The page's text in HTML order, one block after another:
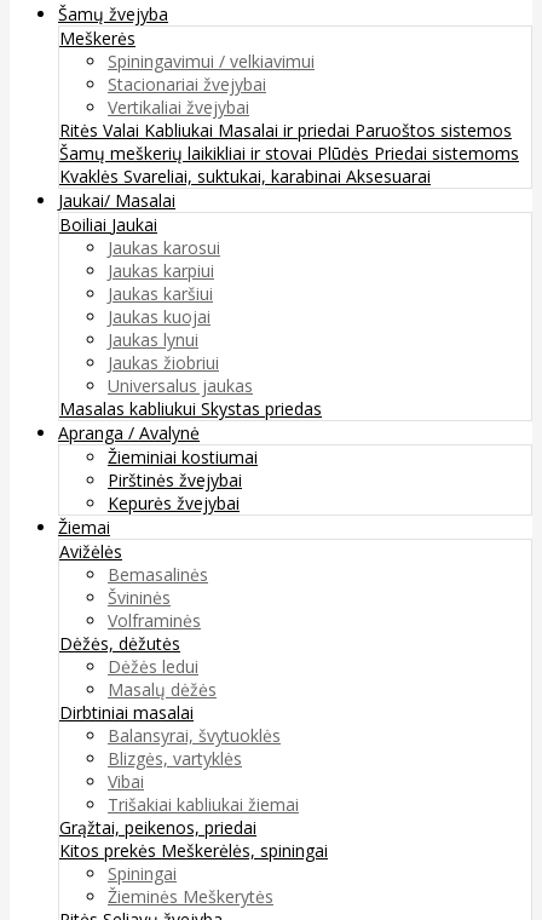
Šamų žvejyba
Meškerės
Spiningavimui / velkiavimui
Stacionariai žvejybai
Vertikaliai žvejybai
Ritės Valai Kabliukai Masalai ir priedai Paruoštos sistemos
Šamų meškerių laikikliai ir stovai Plūdės Priedai sistemoms
Kvaklės Svareliai, suktukai, karabinai Aksesuarai
Jaukai/ Masalai
Boiliai Jaukai
Jaukas karosui
Jaukas karpiui
Jaukas karšiui
Jaukas kuojai
Jaukas lynui
Jaukas žiobriui
Universalus jaukas
Masalas kabliukui Skystas priedas
Apranga / Avalynė
Žieminiai kostiumai
Pirštinės žvejybai
Kepurės žvejybai
Žiemai
Avižėlės
Bemasalinės
Švininės
Volframinės
Dėžės, dėžutės
Dėžės ledui
Masalų dėžės
Dirbtiniai masalai
Balansyrai, švytuoklės
Blizgės, vartyklės
Vibai
Trišakiai kabliukai žiemai
Grąžtai, peikenos, priedai
Kitos prekės Meškerėlės, spiningai
Spiningai
Žieminės Meškerytės